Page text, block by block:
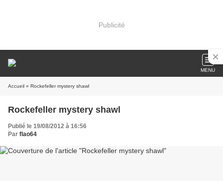
Publicité
MENU
Accueil » Rockefeller mystery shawl
Rockefeller mystery shawl
Publié le 19/08/2012 à 16:56
Par flao64